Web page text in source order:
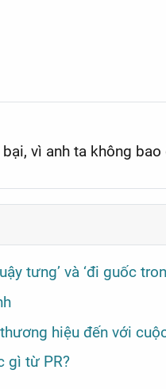
BĐS trong tình hình hiện nay có
vì anh ta không
tưng’ và ‘đi guốc
hiệu đến với
gì từ PR?